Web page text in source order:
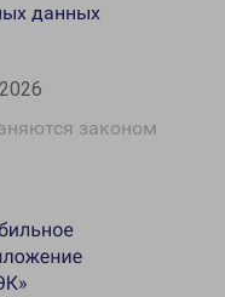
законом
данных